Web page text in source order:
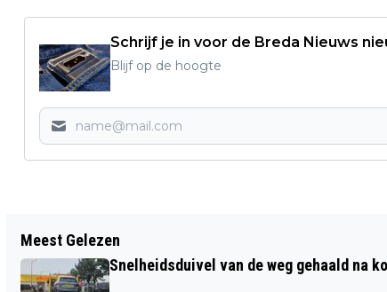
Schrijf je in voor de Breda Nieuws
Blijf op de hoogte
BRAVIS DETACHEERT
OPERATIEASSISTENTEN NAAR ADRZ EN
Meest Gelezen
Snelheidsduivel van de weg gehaald na